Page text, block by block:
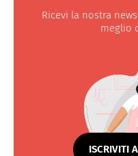
Ricevi la nostra
meglio
ISCRIVITI